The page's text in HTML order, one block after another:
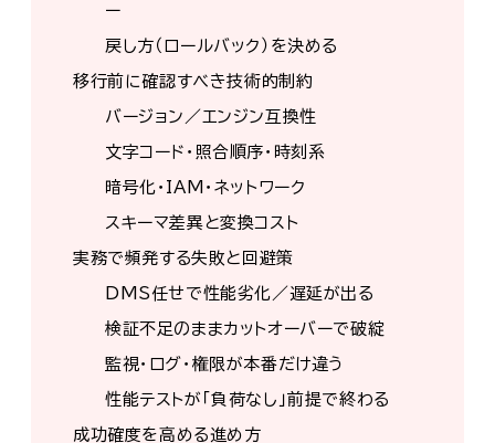
ー
戻し方（ロールバック）を決める
移行前に確認すべき技術的制約
バージョン／エンジン互換性
文字コード・照合順序・時刻系
暗号化・IAM・ネットワーク
スキーマ差異と変換コスト
実務で頻発する失敗と回避策
DMS任せで性能劣化／遅延が出る
検証不足のままカットオーバーで破綻
監視・ログ・権限が本番だけ違う
性能テストが「負荷なし」前提で終わる
成功確度を高める進め方